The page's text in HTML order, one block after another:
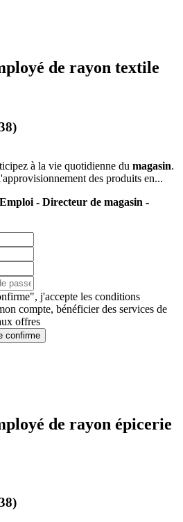
de rayon textile
à la vie quotidienne du magasin.
des produits en...
Emploi - Directeur de magasin -
j'accepte les conditions
compte, bénéficier des services de
offres
confirme
de rayon épicerie